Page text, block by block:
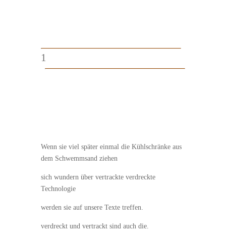
1
Wenn sie viel später einmal die Kühlschränke aus
dem Schwemmsand ziehen
sich wundern über vertrackte verdreckte
Technologie
werden sie auf unsere Texte treffen.
verdreckt und vertrackt sind auch die.